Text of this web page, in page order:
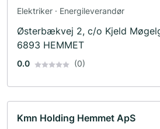
Elektriker · Energileverandør
Østerbækvej 2, c/o Kjeld
6893 HEMMET
0.0 (0)
Kmn Holding Hemmet ApS